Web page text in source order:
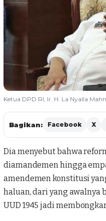
Ketua DPD RI, Ir. H. La Nyalla
Bagikan: Facebook X
Dia menyebut bahwa
diamandemen hingga
amendemen konstitusi
haluan, dari yang
UUD 1945 jadi